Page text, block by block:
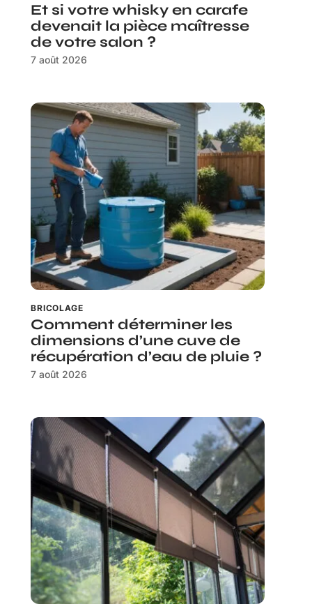
Et si votre whisky en carafe
devenait la pièce maîtresse
de votre salon ?
7 août 2026
BRICOLAGE
Comment déterminer les
dimensions d’une cuve de
récupération d’eau de pluie ?
7 août 2026